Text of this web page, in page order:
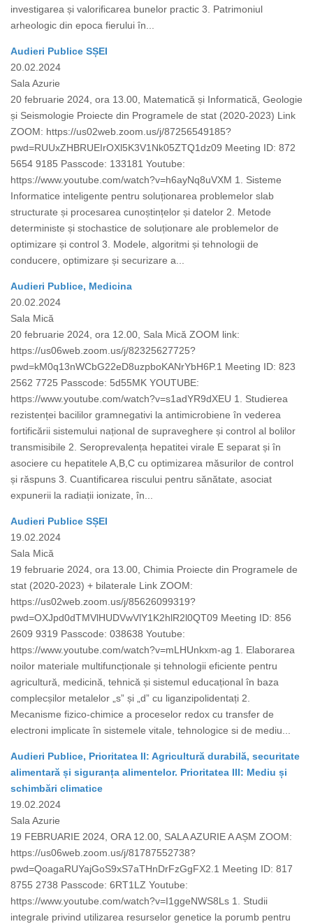
investigarea și valorificarea bunelor practic 3. Patrimoniul
arheologic din epoca fierului în...
Audieri Publice SȘEI
20.02.2024
Sala Azurie
20 februarie 2024, ora 13.00, Matematică și Informatică, Geologie
și Seismologie Proiecte din Programele de stat (2020-2023) Link
ZOOM: https://us02web.zoom.us/j/87256549185?
pwd=RUUxZHBRUEIrOXl5K3V1Nk05ZTQ1dz09 Meeting ID: 872
5654 9185 Passcode: 133181 Youtube:
https://www.youtube.com/watch?v=h6ayNq8uVXM 1. Sisteme
Informatice inteligente pentru soluționarea problemelor slab
structurate și procesarea cunoștințelor și datelor 2. Metode
deterministe și stochastice de soluționare ale problemelor de
optimizare și control 3. Modele, algoritmi și tehnologii de
conducere, optimizare și securizare a...
Audieri Publice, Medicina
20.02.2024
Sala Mică
20 februarie 2024, ora 12.00, Sala Mică ZOOM link:
https://us06web.zoom.us/j/82325627725?
pwd=kM0q13nWCbG22eD8uzpboKANrYbH6P.1 Meeting ID: 823
2562 7725 Passcode: 5d55MK YOUTUBE:
https://www.youtube.com/watch?v=s1adYR9dXEU 1. Studierea
rezistenței bacililor gramnegativi la antimicrobiene în vederea
fortificării sistemului național de supraveghere și control al bolilor
transmisibile 2. Seroprevalența hepatitei virale E separat și în
asociere cu hepatitele A,B,C cu optimizarea măsurilor de control
și răspuns 3. Cuantificarea riscului pentru sănătate, asociat
expunerii la radiații ionizate, în...
Audieri Publice SȘEI
19.02.2024
Sala Mică
19 februarie 2024, ora 13.00, Chimia Proiecte din Programele de
stat (2020-2023) + bilaterale Link ZOOM:
https://us02web.zoom.us/j/85626099319?
pwd=OXJpd0dTMVlHUDVwVlY1K2hlR2l0QT09 Meeting ID: 856
2609 9319 Passcode: 038638 Youtube:
https://www.youtube.com/watch?v=mLHUnkxm-ag 1. Elaborarea
noilor materiale multifuncționale și tehnologii eficiente pentru
agricultură, medicină, tehnică și sistemul educațional în baza
complecșilor metalelor „s” și „d” cu liganzipolidentați 2.
Mecanisme fizico-chimice a proceselor redox cu transfer de
electroni implicate în sistemele vitale, tehnologice si de mediu...
Audieri Publice, Prioritatea II: Agricultură durabilă, securitate
alimentară și siguranța alimentelor. Prioritatea III: Mediu și
schimbări climatice
19.02.2024
Sala Azurie
19 FEBRUARIE 2024, ORA 12.00, SALA AZURIE A AȘM ZOOM:
https://us06web.zoom.us/j/81787552738?
pwd=QoagaRUYajGoS9xS7aTHnDrFzGgFX2.1 Meeting ID: 817
8755 2738 Passcode: 6RT1LZ Youtube:
https://www.youtube.com/watch?v=I1ggeNWS8Ls 1. Studii
integrale privind utilizarea resurselor genetice la porumb pentru